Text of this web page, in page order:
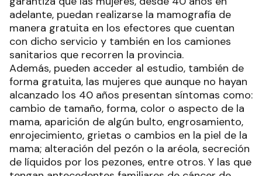
adelante, puedan realizarse la mamografía de
manera gratuita en los efectores que cuentan
con dicho servicio y también en los camiones
sanitarios que recorren la provincia.
Además, pueden acceder al estudio, también de
forma gratuita, las mujeres que aunque no hayan
alcanzado los 40 años presentan síntomas como:
cambio de tamaño, forma, color o aspecto de la
mama, aparición de algún bulto, engrosamiento,
enrojecimiento, grietas o cambios en la piel de la
mama; alteración del pezón o la aréola, secreción
de líquidos por los pezones, entre otros. Y las que